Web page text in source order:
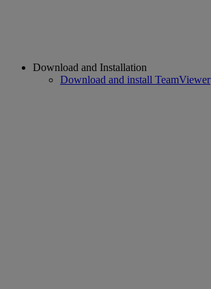
Download and Installation
Download and install TeamViewer